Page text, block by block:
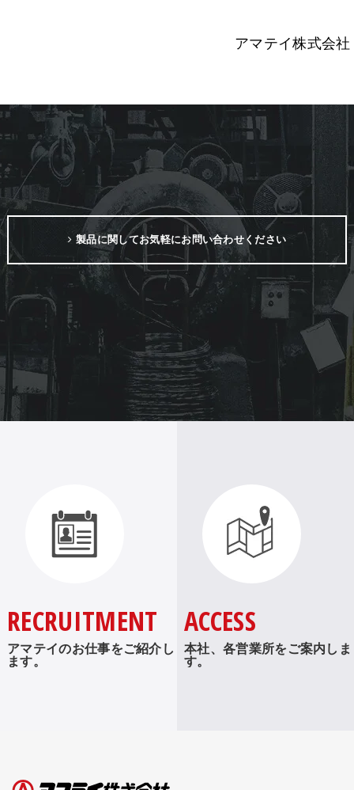
アマテイ株式会社
製品に関してお気軽にお問い合わせください
RECRUITMENT
アマテイのお仕事をご紹介し
ます。
ACCESS
本社、各営業所をご案内しま
す。